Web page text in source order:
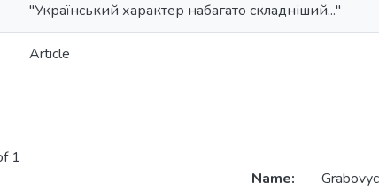
"Український характер набагато складніший..."
Article
1
Name: